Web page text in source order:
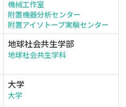
機械工作室
附置機器分析センター
附置アイソトープ実験センター
地球社会共生学部
地球社会共生学科
大学
大学